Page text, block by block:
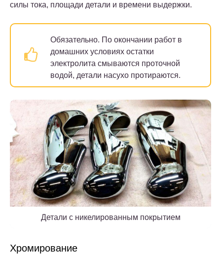
силы тока, площади детали и времени выдержки.
Обязательно. По окончании работ в
домашних условиях остатки
электролита смываются проточной
водой, детали насухо протираются.
Детали с никелированным покрытием
Хромирование